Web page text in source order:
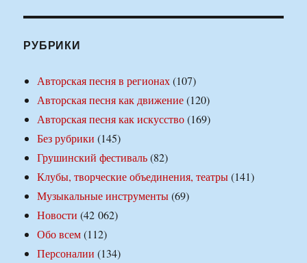
РУБРИКИ
Авторская песня в регионах(107)
Авторская песня как движение(120)
Авторская песня как искусство(169)
Без рубрики (145)
Грушинский фестиваль(82)
Клубы, творческие объединения, театры(141)
Музыкальные инструменты(69)
Новости (42 062)
Обо всем(112)
Персоналии (134)